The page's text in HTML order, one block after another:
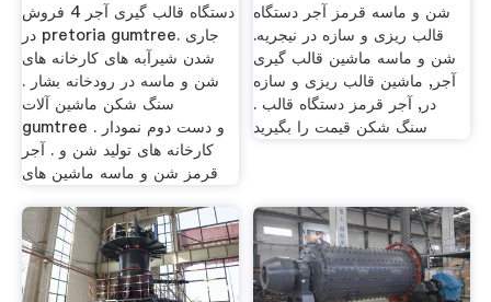
دستگاه قالب گیری آجر 4 فروش
در pretoria gumtree. جاری
شدن شیرآبه های کارخانه های
شن و ماسه در رودخانه بشار .
سنگ شکن ماشین آلات
gumtree و دست دوم نمودار .
کارخانه های تولید شن و . آجر
قرمز شن و ماسه ماشین های
شن و ماسه قرمز آجر دستگاه
قالب ریزی و سازه در نیجریه.
شن و ماسه ماشین قالب گیری
آجر, ماشین قالب ریزی و سازه
در, آجر قرمز دستگاه قالب .
سنگ شکن قیمت را بگیرید